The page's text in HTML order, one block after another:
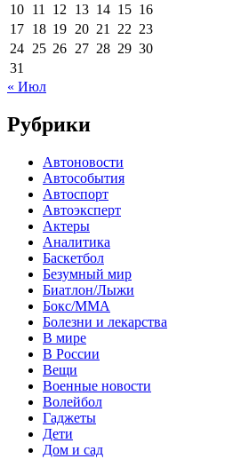
10 11 12 13 14 15 16
17 18 19 20 21 22 23
24 25 26 27 28 29 30
31
« Июл
Рубрики
Автоновости
Автособытия
Автоспорт
Автоэксперт
Актеры
Аналитика
Баскетбол
Безумный мир
Биатлон/Лыжи
Бокс/MMA
Болезни и лекарства
В мире
В России
Вещи
Военные новости
Волейбол
Гаджеты
Дети
Дом и сад